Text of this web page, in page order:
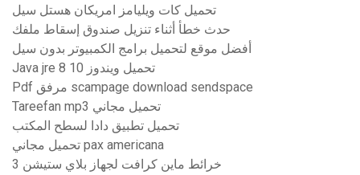
تحميل كات ويليامز امريكان هستل سيل
حدث خطأ أثناء تنزيل صندوق إسقاط ملفك
أفضل موقع لتحميل برامج الكمبيوتر بدون سيل
Java jre 8 تحميل ويندوز 10
Pdf مرفق scampage download sendspace
Tareefan mp3 تحميل مجاني
تحميل تطبيق دادا لسطح المكتب
تحميل مجاني pax americana
خرائط ماين كرافت لجهاز بلاي ستيشن 3